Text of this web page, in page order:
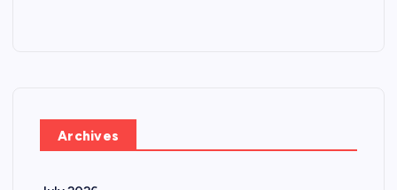
Archives